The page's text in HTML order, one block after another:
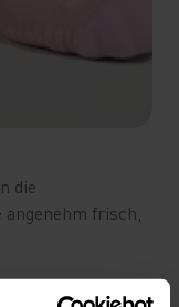
die
frisch,